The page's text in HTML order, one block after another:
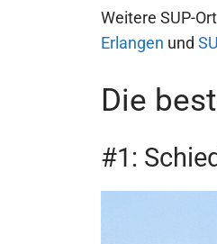
Weitere SUP-
Erlangen und
Die
#1: